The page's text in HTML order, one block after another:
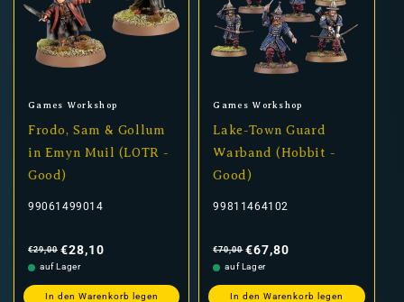
Anbieter:
Games Workshop
Frodo, Sam & Gollum
in Emyn Muil (LOTR -
Good)
99061499014
Preis
€29,00 €28,10
auf Lager
In den Warenkorb legen
Anbieter:
Games Workshop
Lake-Town Guard
Warband (Hobbit -
Good)
99811464102
Preis
€70,00 €67,80
auf Lager
In den Warenkorb legen